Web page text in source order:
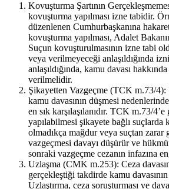
Kovuşturma Şartının
kovuşturma yapılması izne tabidir.
düzenlenen Cumhurbaşkanına
kovuşturma yapılması, Adalet
Suçun kovuşturulmasının izne tabi
veya verilmeyeceği anlaşıldığında
anlaşıldığında, kamu davası
verilmelidir.
Şikayetten Vazgeçme (TCK m.73/4):
kamu davasının düşmesi
en sık karşılaşılanıdır. TCK m.73/
yapılabilmesi şikayete bağlı suçlarda
olmadıkça mağdur veya suçtan
vazgeçmesi davayı düşürür ve
sonraki vazgeçme cezanın infazına
Uzlaşma (CMK m.253): Ceza
gerçekleştiği takdirde kamu
Uzlaştırma, ceza soruşturması ve